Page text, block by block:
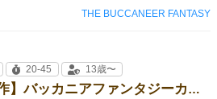
THE BUCCANEER FANTASY
[【新作】バッカニアファンタジーカードゲーム 火水スターターデッキ]
20-45 13歳〜